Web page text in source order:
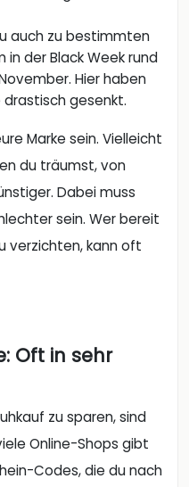
auch zu bestimmten
in der Black Week rund
Hier haben
drastisch gesenkt.
Marke sein. Vielleicht
du träumst, von
Dabei muss
sein. Wer bereit
verzichten, kann oft
Oft in sehr
zu sparen, sind
Online-Shops gibt
Codes, die du nach